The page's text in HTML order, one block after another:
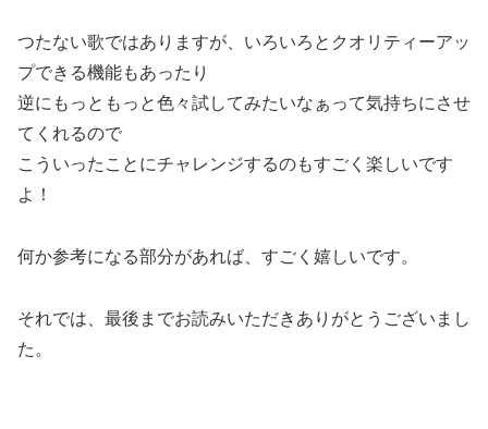
つたない歌ではありますが、いろいろとクオリティーアッ
プできる機能もあったり
逆にもっともっと色々試してみたいなぁって気持ちにさせ
てくれるので
こういったことにチャレンジするのもすごく楽しいです
よ！
何か参考になる部分があれば、すごく嬉しいです。
それでは、最後までお読みいただきありがとうございまし
た。